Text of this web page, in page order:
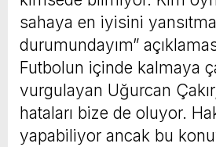
sahaya en iyisini
durumundayım”
Futbolun içinde kalmaya
vurgulayan Uğurcan
hataları bize de oluyor.
yapabiliyor ancak bu